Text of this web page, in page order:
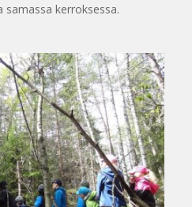
samassa kerroksessa.